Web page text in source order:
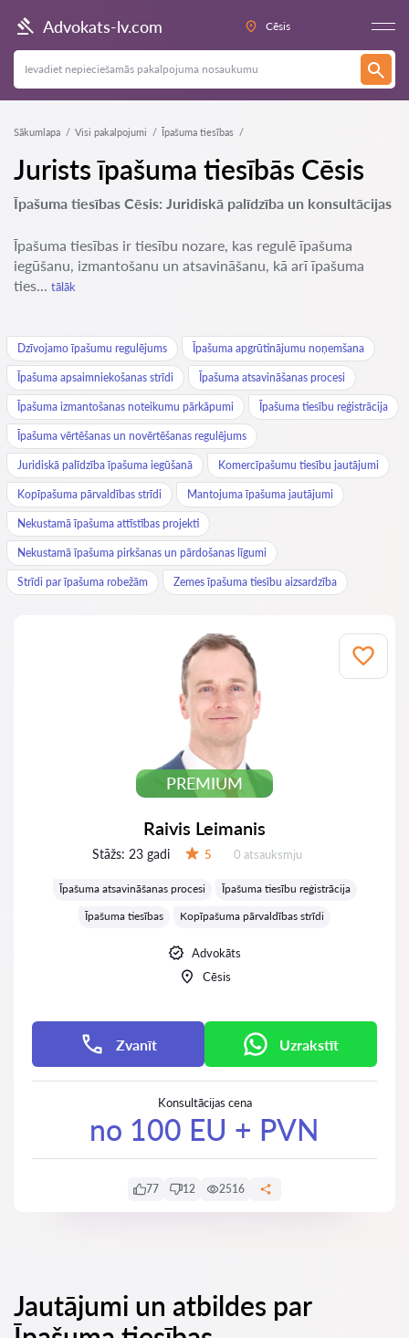
Advokats-lv.com Cēsis
Sākumlapa Visi pakalpojumi Īpašuma tiesības
Jurists īpašuma tiesībās Cēsis
Īpašuma tiesības Cēsis: Juridiskā palīdzība un konsultācijas
Īpašuma tiesības ir tiesību nozare, kas regulē īpašuma
iegūšanu, izmantošanu un atsavināšanu, kā arī īpašuma
ties... tālāk
Dzīvojamo īpašumu regulējums Īpašuma apgrūtinājumu noņemšana
Īpašuma apsaimniekošanas strīdi Īpašuma atsavināšanas procesi
Īpašuma izmantošanas noteikumu pārkāpumi Īpašuma tiesību reģistrācija
Īpašuma vērtēšanas un novērtēšanas regulējums
Juridiskā palīdzība īpašuma iegūšanā Komercīpašumu tiesību jautājumi
Kopīpašuma pārvaldības strīdi Mantojuma īpašuma jautājumi
Nekustamā īpašuma attīstības projekti
Nekustamā īpašuma pirkšanas un pārdošanas līgumi
Strīdi par īpašuma robežām Zemes īpašuma tiesību aizsardzība
PREMIUM
Raivis Leimanis
Stāžs: 23 gadi 5 Atsauksmes:
0 atsauksmju
Īpašuma atsavināšanas procesi
Īpašuma tiesību reģistrācija
Īpašuma tiesības
Kopīpašuma pārvaldības strīdi
Advokāts
Cēsis
Zvanīt Uzrakstīt
Konsultācijas cena
no 100 EU + PVN
77 12 2516
Jautājumi un atbildes par